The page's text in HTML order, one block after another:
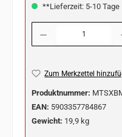
**Lieferzeit: 5-10 Tage
Produkt Anzahl: Gib den
Zum Merkzettel
Produktnummer:
EAN: 5903357784867
Gewicht: 19,9 kg